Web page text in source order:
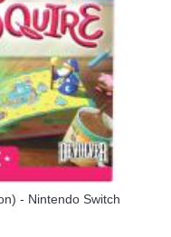
- Nintendo Switch